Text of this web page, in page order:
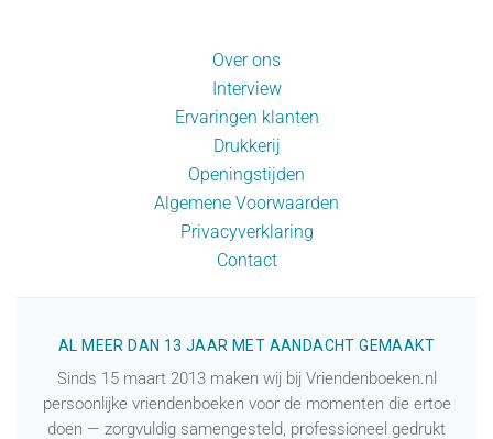
Over ons
Interview
Ervaringen klanten
Drukkerij
Openingstijden
Algemene Voorwaarden
Privacyverklaring
Contact
AL MEER DAN 13 JAAR MET AANDACHT GEMAAKT
Sinds 15 maart 2013 maken wij bij Vriendenboeken.nl
persoonlijke vriendenboeken voor de momenten die ertoe
doen — zorgvuldig samengesteld, professioneel gedrukt